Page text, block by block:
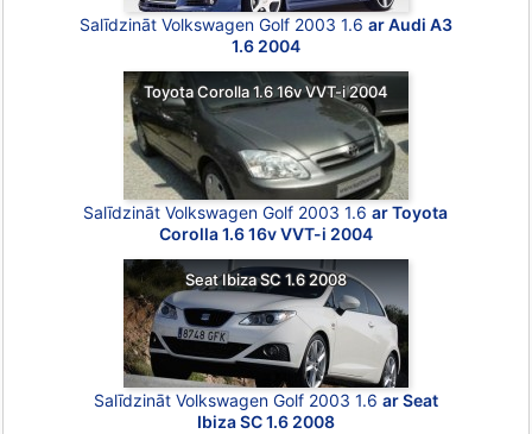
Salīdzināt Volkswagen Golf 2003 1.6 ar Audi A3
1.6 2004
Toyota Corolla 1.6 16v VVT-i 2004
Salīdzināt Volkswagen Golf 2003 1.6ar Toyota
Corolla 1.6 16v VVT-i 2004
Seat Ibiza SC 1.6 2008
Salīdzināt Volkswagen Golf 2003 1.6 ar Seat
Ibiza SC 1.6 2008